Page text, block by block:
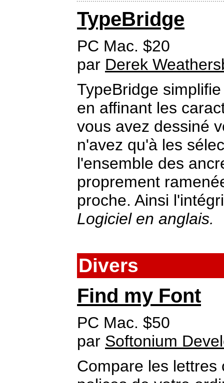
TypeBridge
PC Mac. $20
par Derek
TypeBridge
en affinant les
vous avez dessiné
n'avez qu'à les
l'ensemble des
proprement
proche. Ainsi
Logiciel en anglais.
Divers
Find my Font
PC Mac. $50
par Softonium
Compare les lettres